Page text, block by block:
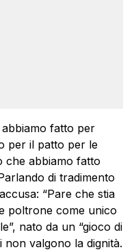
fatto per
per il patto per le
che abbiamo fatto
di tradimento
“Pare che stia
poltrone come unico
nato da un “gioco di
non valgono la dignità.